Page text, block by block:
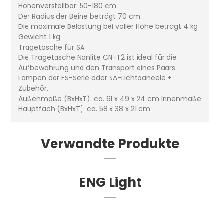
Höhenverstellbar: 50-180 cm
Der Radius der Beine beträgt 70 cm.
Die maximale Belastung bei voller Höhe beträgt 4 kg
Gewicht 1 kg
Tragetasche für SA
Die Tragetasche Nanlite CN-T2 ist ideal für die
Aufbewahrung und den Transport eines Paars
Lampen der FS-Serie oder SA-Lichtpaneele +
Zubehör.
Außenmaße (BxHxT): ca. 61 x 49 x 24 cm Innenmaße
Hauptfach (BxHxT): ca. 58 x 38 x 21 cm
Verwandte Produkte
ENG Light